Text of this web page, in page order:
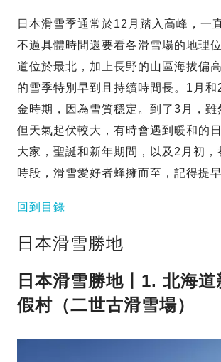
日本滑雪季通常於12月踏入高峰，一
不過具體時間還要看各滑雪場的地理
道位於最北，加上長野的山區海拔偏
的雪季特別早到且持續時間長。1月和
金時期，因為雪質穩定。到了3月，雖
但天氣起伏較大，有時會遇到暖和的
大家，聖誕和新年期間，以及2月初，
時段，滑雪愛好者蜂擁而至，記得提早
回到目錄
日本滑雪勝地
日本滑雪勝地丨1. 北海
假村（二世古滑雪場）